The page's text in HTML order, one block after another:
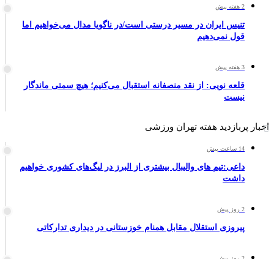
2 هفته پیش
تنیس ایران در مسیر درستی است/در ناگویا مدال می‌خواهیم اما
قول نمی‌دهیم
3 هفته پیش
قلعه نویی: از نقد منصفانه استقبال می‌کنیم؛ هیچ سمتی ماندگار
نیست
اخبار پربازدید هفته تهران ورزشی
14 ساعت پیش
داعی:تیم های والیبال بیشتری از البرز در لیگ‌های کشوری خواهیم
داشت
2 روز پیش
پیروزی استقلال مقابل همنام خوزستانی در دیداری تدارکاتی